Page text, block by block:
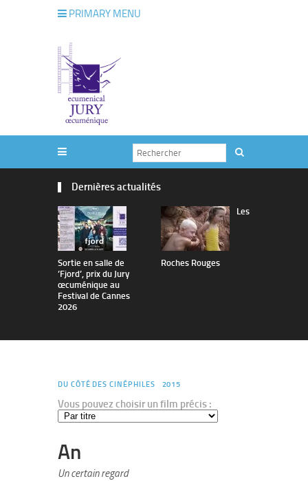
PRIMARY MENU
Dernières actualités
Sortie en salle de
’Fjord’, prix du Jury
œcuménique au
Festival de Cannes
2026
Les
Roches Rouges
DU CÔTÉ DES CINÉPHILES 2015
Vous pouvez choisir un film précis :
An
Un certain regard